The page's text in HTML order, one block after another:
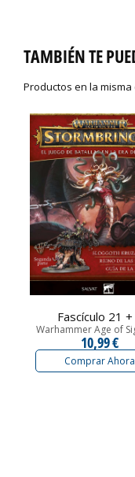
TAMBIÉN TE
Productos en la misma
Fascículo 21 +
Warhammer Age of
10,99 €
Comprar Ahora